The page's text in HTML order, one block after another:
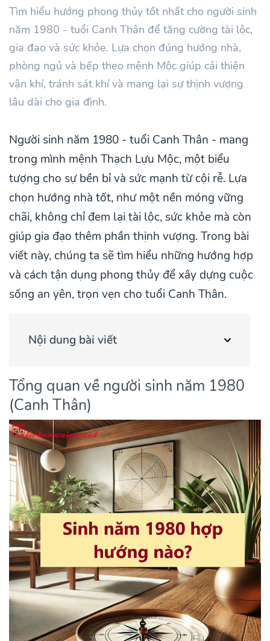
Tìm hiểu hướng phong thủy tốt nhất cho người sinh
năm 1980 - tuổi Canh Thân để tăng cường tài lộc,
gia đạo và sức khỏe. Lựa chọn đúng hướng nhà,
phòng ngủ và bếp theo mệnh Mộc giúp cải thiện
vận khí, tránh sát khí và mang lại sự thịnh vượng
lâu dài cho gia đình.
Người sinh năm 1980 - tuổi Canh Thân - mang
trong mình mệnh Thạch Lựu Mộc, một biểu
tượng cho sự bền bỉ và sức mạnh từ cội rễ. Lựa
chọn hướng nhà tốt, như một nền móng vững
chãi, không chỉ đem lại tài lộc, sức khỏe mà còn
giúp gia đạo thêm phần thịnh vượng. Trong bài
viết này, chúng ta sẽ tìm hiểu những hướng hợp
và cách tận dụng phong thủy để xây dựng cuộc
sống an yên, trọn vẹn cho tuổi Canh Thân.
Nội dung bài viết
Tổng quan về người sinh năm 1980
(Canh Thân)